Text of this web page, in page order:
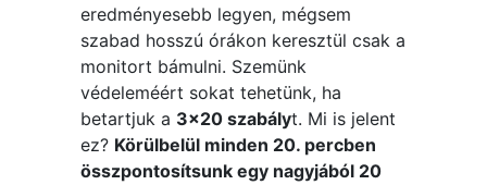
eredményesebb legyen, mégsem
szabad hosszú órákon keresztül csak a
monitort bámulni. Szemünk
védeleméért sokat tehetünk, ha
betartjuk a 3×20 szabályt. Mi is jelent
ez? Körülbelül minden 20. percben
összpontosítsunk egy nagyjából 20